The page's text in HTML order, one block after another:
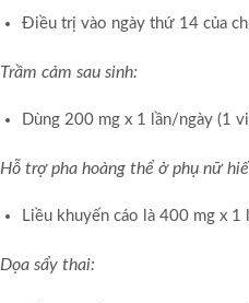
Điều trị vào ngày thứ 14 của
Trầm cảm sau sinh:
Dùng 200 mg x 1 lần/ngày (1
Hỗ trợ pha hoàng thể ở phụ nữ
Liều khuyến cáo là 400 mg x
Dọa sẩy thai: